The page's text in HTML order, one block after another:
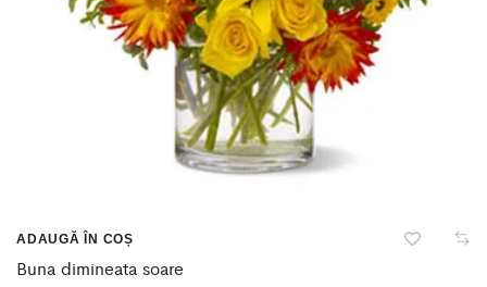
ADAUGĂ ÎN COȘ
Buna dimineata soare